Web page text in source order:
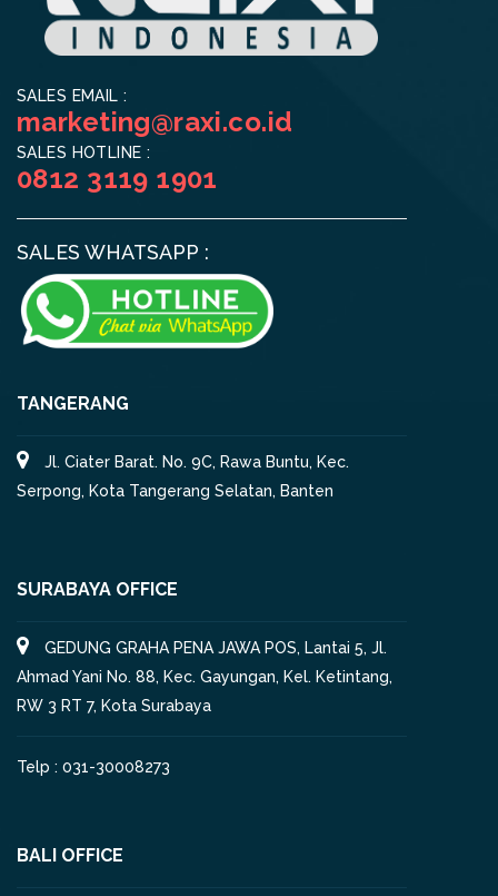
SALES EMAIL :
marketing@raxi.co.id
SALES HOTLINE :
0812 3119 1901
SALES WHATSAPP :
TANGERANG
Jl. Ciater Barat. No. 9C, Rawa Buntu, Kec.
Serpong, Kota Tangerang Selatan, Banten
SURABAYA OFFICE
GEDUNG GRAHA PENA JAWA POS, Lantai 5, Jl.
Ahmad Yani No. 88, Kec. Gayungan, Kel. Ketintang,
RW 3 RT 7, Kota Surabaya
Telp : 031-30008273
BALI OFFICE